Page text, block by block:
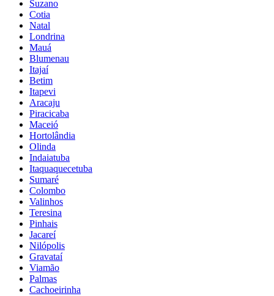
Suzano
Cotia
Natal
Londrina
Mauá
Blumenau
Itajaí
Betim
Itapevi
Aracaju
Piracicaba
Maceió
Hortolândia
Olinda
Indaiatuba
Itaquaquecetuba
Sumaré
Colombo
Valinhos
Teresina
Pinhais
Jacareí
Nilópolis
Gravataí
Viamão
Palmas
Cachoeirinha